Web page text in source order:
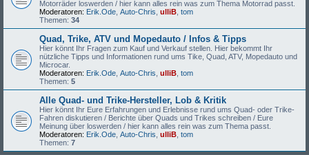
Motorräder loswerden / hier kann alles rein was zum Thema Motorrad passt.
Moderatoren: Erik.Ode Auto-Chris ulliB tom
Themen: 34
Quad, Trike, ATV und Mopedauto / Infos & Tipps
Hier könnt Ihr Fragen zum Kauf und Verkauf stellen. Hier bekommt Ihr
nützliche Tipps und Informationen rund ums Tike, Quad, ATV, Mopedauto und
Microcar.
Moderatoren: Erik.Ode Auto-Chris ulliB tom
Themen: 5
Alle Quad- und Trike-Hersteller, Lob & Kritik
Hier könnt Ihr Eure Erfahrungen und Erlebnisse rund ums Quad- oder Trike-
Fahren diskutieren / Berichte über Quads und Trikes schreiben / Eure
Meinung über loswerden / hier kann alles rein was zum Thema passt.
Moderatoren: Erik.Ode Auto-Chris ulliB tom
Themen: 7